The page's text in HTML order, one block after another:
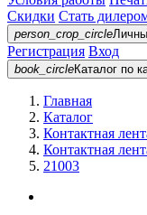
Скидки Стать
person_crop_circle
Регистрация Вход
book_circleКаталог по
Главная
Каталог
Контактная
Контактная
21003